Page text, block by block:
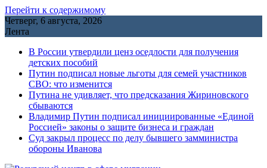
Перейти к содержимому
Четверг, 6 августа, 2026
Лента
В России утвердили ценз оседлости для получения
детских пособий
Путин подписал новые льготы для семей участников
СВО: что изменится
Путина не удивляет, что предсказания Жириновского
сбываются
Владимир Путин подписал инициированные «Единой
Россией» законы о защите бизнеса и граждан
Cуд закрыл процесс по делу бывшего замминистра
обороны Иванова